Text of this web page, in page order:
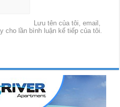
Lưu tên của tôi, email,
cho lần bình luận kế tiếp của tôi.